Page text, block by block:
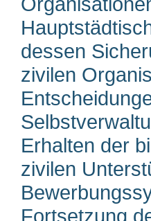
dessen
zivilen
Erhalten der
zivilen
Fortsetzung